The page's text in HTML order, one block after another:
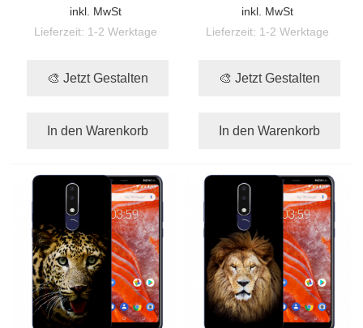
inkl. MwSt
Lieferzeit: 1-2 Werktage
🎨 Jetzt Gestalten
In den Warenkorb
inkl. MwSt
Lieferzeit: 1-2 Werktage
🎨 Jetzt Gestalten
In den Warenkorb